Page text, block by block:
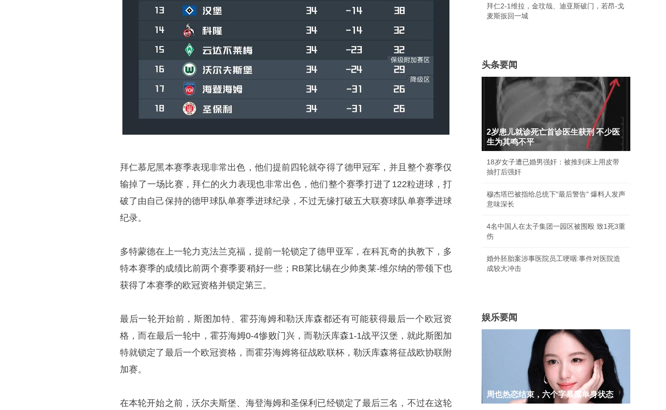
拜仁慕尼黑本赛季表现非常出色，他们提前四轮就夺得了德甲冠军，并且整个赛季仅
输掉了一场比赛，拜仁的火力表现也非常出色，他们整个赛季打进了122粒进球，打
破了由自己保持的德甲球队单赛季进球纪录，不过无缘打破五大联赛球队单赛季进球
纪录。
多特蒙德在上一轮力克法兰克福，提前一轮锁定了德甲亚军，在科瓦奇的执教下，多
特本赛季的成绩比前两个赛季要稍好一些；RB莱比锡在少帅奥莱-维尔纳的带领下也
获得了本赛季的欧冠资格并锁定第三。
最后一轮开始前，斯图加特、霍芬海姆和勒沃库森都还有可能获得最后一个欧冠资
格，而在最后一轮中，霍芬海姆0-4惨败门兴，而勒沃库森1-1战平汉堡，就此斯图加
特就锁定了最后一个欧冠资格，而霍芬海姆将征战欧联杯，勒沃库森将征战欧协联附
加赛。
在本轮开始之前，沃尔夫斯堡、海登海姆和圣保利 已经锁定了最后三名，不过在这轮
拜仁2-1维拉，金玟哉、迪亚斯破门，若昂-戈
麦斯扳回一城
头条要闻
2岁患儿就诊死亡首诊医生获刑 不少医
生为其鸣不平
18岁女子遭已婚男强奸：被推到床上用皮带
抽打后强奸
穆杰塔巴被指给总统下"最后警告" 爆料人发声
意味深长
4名中国人在太子集团一园区被围殴 致1死3重
伤
婚外胚胎案涉事医院员工哽咽:事件对医院造
成较大冲击
娱乐要闻
周也热恋结束，六个字暴露单身状态